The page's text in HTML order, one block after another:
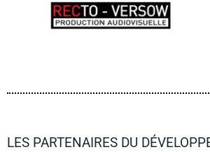
LES PARTENAIRES DU